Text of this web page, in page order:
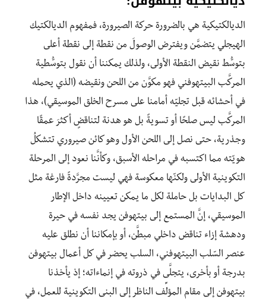
الديالكتيكية هي بالضرورة حركة الصيرورة، فمفهوم الديالكتيك
الهيجلي يتضمَّن ويفترض الوصولَ من نقطة إلى نقطة أعلى
بتوسُّط نقيض النقطة الأولى، ولذلك يمكننا أن نقول بتوسُّطية
المركَّب البيتهوفني فهو مكوَّن من اللحن ونقيضه (الذي يحمله
في أحشائه قبل تجليّه أمامنا على مسرح الخلق الموسيقي)، هذا
المركَّب ليس صلحًا أو تسويةً بل هو هدنة لتناقضٍ أكثرَ عمقًا
وجذرية، حتى نصل إلى اللحن الأول وهو كائن صيروري تتشكلُ
هويّته مما اكتسبه في مراحله الأسبق، وكأنَّنا نعود إلى المرحلة
التكوينية الأولى ولكنّها معكوسة فهي ليست مجرَّدةً فارغة مثل
كل البدايات بل حاملة لكل ما يمكن تعيينه داخل الإطار
الموسيقي، إنَّ المستمع إلى بيتهوفن يجد نفسه في حيرة
ودهشة إزاء تناقض داخلي مبطَّن، أو بإمكاننا أن نطلق عليه
عنصر السّلب البيتهوفني، السلب يحضر في كل أعمال بيتهوفن
بدرجة أو بأخرى، يتجلَّى في ذروته في إنماءاته؛ إذ يأخذنا
بيتهوفن إلى مقام المؤلِّف الناظر إلى البنى التكوينية للعمل، في